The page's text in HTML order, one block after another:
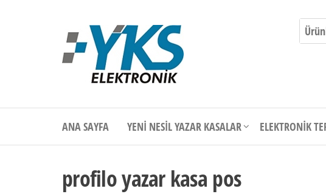
Servisi
ANA SAYFA YENI NESIL YAZAR KASALAR ELEKTRONIK
profilo yazar kasa pos